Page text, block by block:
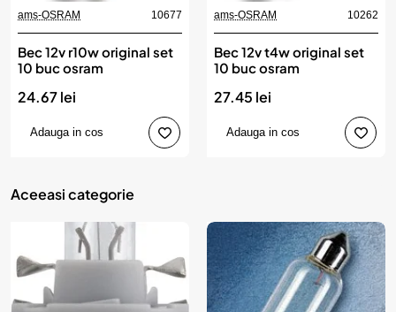
ams-OSRAM 10677
Bec 12v r10w original set
10 buc osram
24.67 lei
Adauga in cos
ams-OSRAM 10262
Bec 12v t4w original set
10 buc osram
27.45 lei
Adauga in cos
Aceeasi categorie